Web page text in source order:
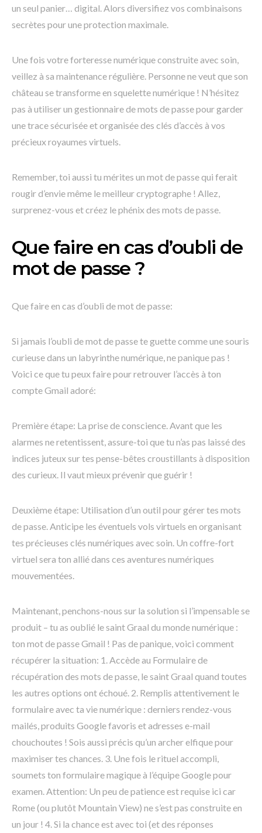
un seul panier… digital. Alors diversifiez vos combinaisons
secrètes pour une protection maximale.
Une fois votre forteresse numérique construite avec soin,
veillez à sa maintenance régulière. Personne ne veut que son
château se transforme en squelette numérique ! N’hésitez
pas à utiliser un gestionnaire de mots de passe pour garder
une trace sécurisée et organisée des clés d’accès à vos
précieux royaumes virtuels.
Remember, toi aussi tu mérites un mot de passe qui ferait
rougir d’envie même le meilleur cryptographe ! Allez,
surprenez-vous et créez le phénix des mots de passe.
Que faire en cas d’oubli de
mot de passe ?
Que faire en cas d’oubli de mot de passe:
Si jamais l’oubli de mot de passe te guette comme une souris
curieuse dans un labyrinthe numérique, ne panique pas !
Voici ce que tu peux faire pour retrouver l’accès à ton
compte Gmail adoré:
Première étape: La prise de conscience. Avant que les
alarmes ne retentissent, assure-toi que tu n’as pas laissé des
indices juteux sur tes pense-bêtes croustillants à disposition
des curieux. Il vaut mieux prévenir que guérir !
Deuxième étape: Utilisation d’un outil pour gérer tes mots
de passe. Anticipe les éventuels vols virtuels en organisant
tes précieuses clés numériques avec soin. Un coffre-fort
virtuel sera ton allié dans ces aventures numériques
mouvementées.
Maintenant, penchons-nous sur la solution si l’impensable se
produit – tu as oublié le saint Graal du monde numérique :
ton mot de passe Gmail ! Pas de panique, voici comment
récupérer la situation: 1. Accède au Formulaire de
récupération des mots de passe, le saint Graal quand toutes
les autres options ont échoué. 2. Remplis attentivement le
formulaire avec ta vie numérique : derniers rendez-vous
mailés, produits Google favoris et adresses e-mail
chouchoutes ! Sois aussi précis qu’un archer elfique pour
maximiser tes chances. 3. Une fois le rituel accompli,
soumets ton formulaire magique à l’équipe Google pour
examen. Attention: Un peu de patience est requise ici car
Rome (ou plutôt Mountain View) ne s’est pas construite en
un jour ! 4. Si la chance est avec toi (et des réponses